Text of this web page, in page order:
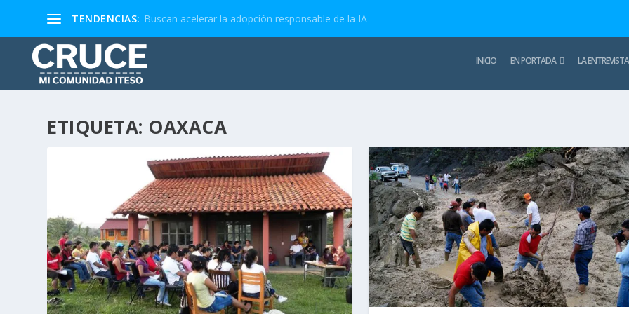
TENDENCIAS: Buscan acelerar la adopción responsable de la IA
INICIO EN PORTADA LA ENTREVISTA
ETIQUETA: OAXACA